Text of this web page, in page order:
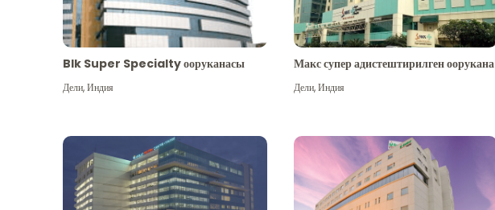
Blk Super Specialty ооруканасы
Дели,Индия
Макс супер адистештирилген оорукана
Дели,Индия